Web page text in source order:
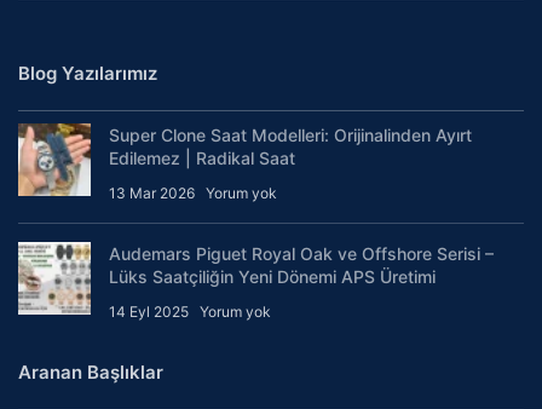
Blog Yazılarımız
Super Clone Saat Modelleri: Orijinalinden Ayırt
Edilemez | Radikal Saat
13 Mar 2026 Yorum yok
Audemars Piguet Royal Oak ve Offshore Serisi –
Lüks Saatçiliğin Yeni Dönemi APS Üretimi
14 Eyl 2025 Yorum yok
Aranan Başlıklar